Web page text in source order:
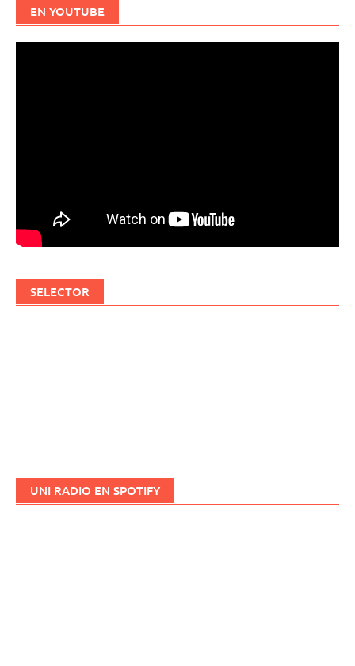
EN YOUTUBE
SELECTOR
UNI RADIO EN SPOTIFY